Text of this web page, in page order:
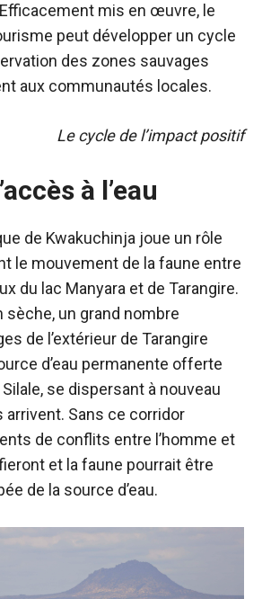
mis en œuvre, le
peut développer un cycle
des zones sauvages
aux communautés locales.
Le cycle de l’impact positif
à l’eau
de Kwakuchinja joue un rôle
le mouvement de la faune entre
du lac Manyara et de Tarangire.
sèche, un grand nombre
de l’extérieur de Tarangire
d’eau permanente offerte
se dispersant à nouveau
arrivent. Sans ce corridor
de conflits entre l’homme et
et la faune pourrait être
de la source d’eau.